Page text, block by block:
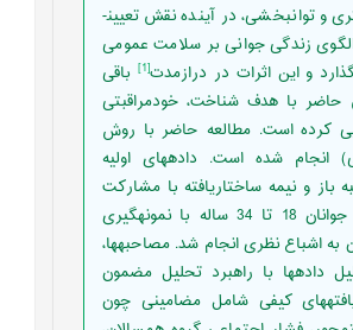
هزینه‌های بستری و توانبخشی، در آینده نقش تعیین­
زندگی جوانی بر سلامت عمومی
و این اثرات در درازمدت[1] باقی
حاضر با هدف شناخت، خودمراقبتی
کرده است. مطالعه حاضر با روش
انجام شده است. داده­های اولیه
و نیمه ساختاریافته با مشارکت
11 نفر در بین جوانان 18 تا 34 ساله با نمونه­گیری
اشباع نظری انجام شد. مصاحبه­ها،
داده­ها با راهبرد تحلیل مضمون
کیفی شامل مضامینی چون